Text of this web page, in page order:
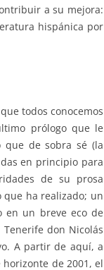
a su mejora:
hispánica por
todos conocemos
prólogo que le
que de sobra sé (la
en principio para
de su prosa
ha realizado; un
en un breve eco de
don Nicolás
A partir de aquí, a
de 2001, el